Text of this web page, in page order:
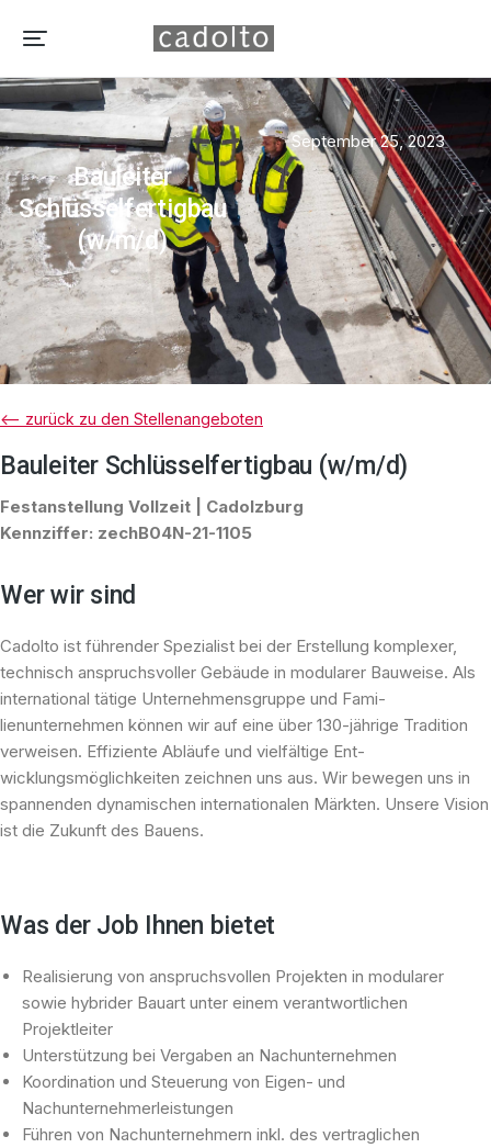
Bauleiter
Schlüsselfertigbau
(w/m/d)
September 25, 2023
<– zurück zu den Stellenangeboten
Bauleiter Schlüsselfertigbau (w/m/d)
Festanstellung Vollzeit
Cadolzburg
Kennziffer: zechB04N-21-1105
Wer wir sind
Cadolto ist führender Spe­zialist bei der Erstellung kom­plexer,
technisch an­spruchs­voller Gebäude in modularer Bauweise. Als
international tätige Unter­nehmensgruppe und Fa­mi­
lienunternehmen können wir auf eine über 130-jährige Tradition
verweisen. Ef­fi­zien­te Abläufe und vielfältige Ent­
wicklungsmöglichkeiten zeichnen uns aus. Wir be­we­gen uns in
spannenden dy­na­mischen internationalen Märkten. Unsere Vision
ist die Zukunft des Bauens.
Was der Job Ihnen bietet
Realisierung von anspruchsvollen Projekten in modularer
sowie hybrider Bauart unter einem verantwortlichen
Projektleiter
Unterstützung bei Vergaben an Nachunternehmen
Koordination und Steuerung von Eigen- und
Nachunternehmerleistungen
Führen von Nachunternehmern inkl. des vertraglichen